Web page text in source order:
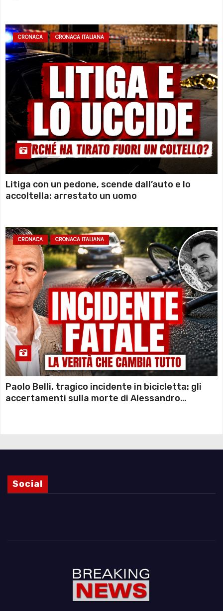
CRONACA CRONACA ITALIANA
Litiga con un pedone, scende dall’auto e lo
accoltella: arrestato un uomo
CRONACA CRONACA ITALIANA
Paolo Belli, tragico incidente in bicicletta: gli
accertamenti sulla morte di Alessandro
Social